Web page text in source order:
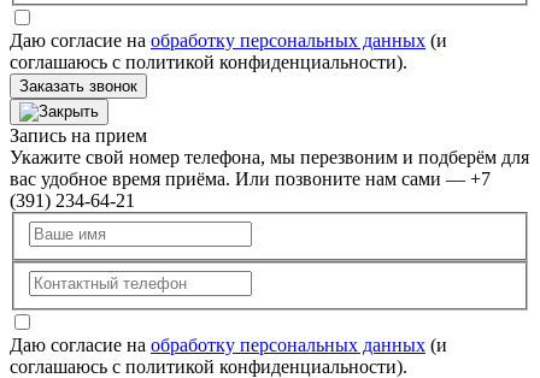
Даю согласие на обработку персональных данных (и
соглашаюсь с политикой конфиденциальности).
Заказать звонок
Запись на прием
Укажите свой номер телефона, мы перезвоним и подберём для
вас удобное время приёма. Или позвоните нам сами — +7
(391) 234-64-21
Даю согласие на обработку персональных данных (и
соглашаюсь с политикой конфиденциальности).